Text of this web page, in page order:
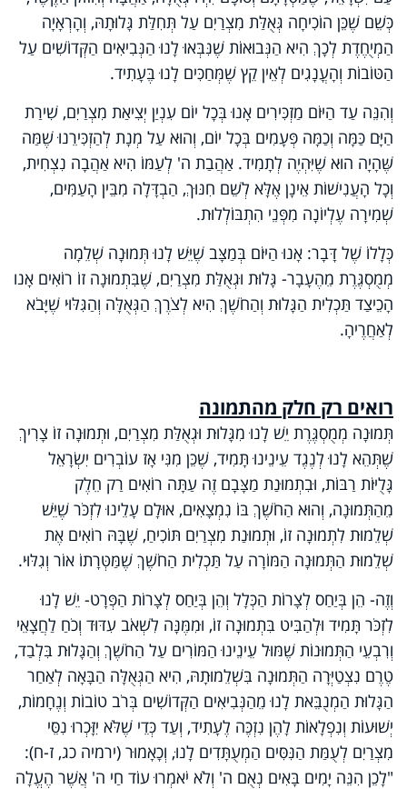
כְּשֵׁם שֶׁכֵּן הוֹכִיחָה גְּאֻלַּת מִצְרַיִם עַל תְּחִלַּת גָּלוּתָהּ, וְהָרְאָיָה
הַמְיֻחֶדֶת לְכָךְ הִיא הַנְּבוּאוֹת שֶׁנִּבְּאוּ לָנוּ הַנְּבִיאִים הַקְּדוֹשִׁים עַל
הַטּוֹבוֹת וְהָעֳנָגִים לְאֵין קֵץ שֶׁמְּחַכִּים לָנוּ בֶּעָתִיד.
וְהִנֵּה עַד הַיּוֹם מַזְכִּירִים אָנוּ בְּכָל יוֹם עִנְיַן יְצִיאַת מִצְרַיִם, שִׁירַת
הַיָּם כַּמָּה וְכַמָּה פְּעָמִים בְּכָל יוֹם, וְהוּא עַל מְנָת לְהַזְכִּירֵנוּ שֶׁמַּה
שֶּׁהָיָה הוּא שֶׁיִּהְיֶה לְתָמִיד. אַהֲבַת ה' לְעַמּוֹ הִיא אַהֲבָה נִצְחִית,
וְכָל הָעֲנִישׁוֹת אֵינָן אֶלָּא לְשֵׁם חִנּוּךְ, הַבְדָּלָה מִבֵּין הָעַמִּים,
שְׁמִירָה עֶלְיוֹנָה מִפְּנֵי הִתְבּוֹלְלוּת.
כְּלָלוֹ שֶׁל דָּבָר: אָנוּ הַיּוֹם בְּמַצָּב שֶׁיֵּשׁ לָנוּ תְּמוּנָה שְׁלֵמָה
מְמֻסְגֶּרֶת מֵהֶעָבָר- גָּלוּת וּגְאֻלַּת מִצְרַיִם, שֶׁבִּתְמוּנָה זוֹ רוֹאִים אָנוּ
הָכֵיצַד תַּכְלִית הַגָּלוּת וְהַחֹשֶׁךְ הִיא לְצֹרֶךְ הַגְּאֻלָּה וְהַגִּלּוּי שֶׁיָּבֹא
לְאַחֲרֶיהָ.
רואים רק חלק מהתמונה
תְּמוּנָה מְמֻסְגֶּרֶת יֵשׁ לָנוּ מִגָּלוּת וּגְאֻלַּת מִצְרַיִם, וּתְמוּנָה זוֹ צָרִיךְ
שֶׁתְּהֵא לָנוּ לְנֶגֶד עֵינֵינוּ תָּמִיד, שֶׁכֵּן מִנִּי אָז עוֹבְרִים יִשְׂרָאֵל
גָּלֻיּוֹת רַבּוֹת, וּבִתְמוּנַת מַצָּבָם זֶה עַתָּה רוֹאִים רַק חֵלֶק
מֵהַתְּמוּנָה, וְהוּא הַחֹשֶׁךְ בּוֹ נִמְצָאִים, אוּלָם עָלֵינוּ לִזְכֹּר שֶׁיֵּשׁ
שְׁלֵמוּת לִתְמוּנָה זוֹ, וּתְמוּנַת מִצְרַיִם תּוֹכִיחַ, שֶׁבָּהּ רוֹאִים אֶת
שְׁלֵמוּת הַתְּמוּנָה הַמּוֹרָה עַל תַּכְלִית הַחֹשֶׁךְ שֶׁמַּטְּרָתוֹ אוֹר וְגִלּוּי.
וְזֶה- הֵן בְּיַחַס לְצָרוֹת הַכְּלָל וְהֵן בְּיַחַס לְצָרוֹת הַפְּרָט- יֵשׁ לָנוּ
לִזְכֹּר תָּמִיד וּלְהַבִּיט בִּתְמוּנָה זוֹ, וּמִמֶּנָּה לִשְׁאֹב עִדּוּד וְכֹחַ לַחֲצָאֵי
וְרִבְעֵי הַתְּמוּנוֹת שֶׁמּוּל עֵינֵינוּ הַמּוֹרִים עַל הַחֹשֶׁךְ וְהַגָּלוּת בִּלְבַד,
טֶרֶם נִצְטַיְּרָה הַתְּמוּנָה בִּשְׁלֵמוּתָהּ, הִיא הַגְּאֻלָּה הַבָּאָה לְאַחַר
הַגָּלוּת הַמְנֻבֵּאת לָנוּ מֵהַנְּבִיאִים הַקְּדוֹשִׁים בְּרֹב טוֹבוֹת וְנֶחָמוֹת,
יְשׁוּעוֹת וְנִפְלָאוֹת לָהֶן נִזְכֶּה לֶעָתִיד, וְעַד כְּדֵי שֶׁלֹּא יִזָּכְרוּ נִסֵּי
מִצְרַיִם לְעֻמַּת הַנִּסִּים הַמְעֻתָּדִים לָנוּ, וְכָאָמוּר (ירמיה כג, ז-ח):
"לָכֵן הִנֵּה יָמִים בָּאִים נְאֻם ה' וְלֹא יֹאמְרוּ עוֹד חַי ה' אֲשֶׁר הֶעֱלָה